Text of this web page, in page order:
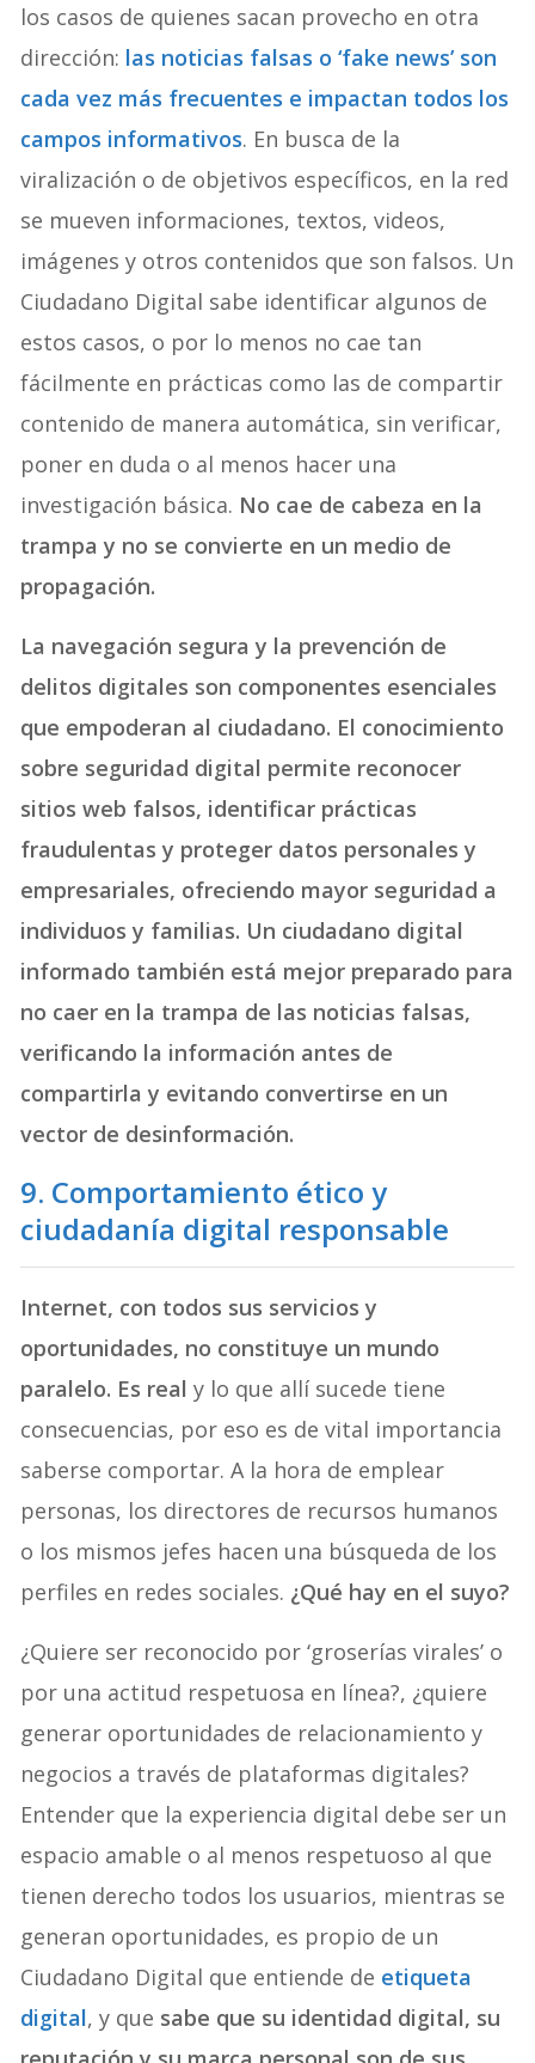
los casos de quienes sacan provecho en otra
dirección: las noticias falsas o ‘fake news’ son
cada vez más frecuentes e impactan todos los
campos informativos. En busca de la
viralización o de objetivos específicos, en la red
se mueven informaciones, textos, videos,
imágenes y otros contenidos que son falsos. Un
Ciudadano Digital sabe identificar algunos de
estos casos, o por lo menos no cae tan
fácilmente en prácticas como las de compartir
contenido de manera automática, sin verificar,
poner en duda o al menos hacer una
investigación básica. No cae de cabeza en la
trampa y no se convierte en un medio de
propagación.
La navegación segura y la prevención de
delitos digitales son componentes esenciales
que empoderan al ciudadano. El conocimiento
sobre seguridad digital permite reconocer
sitios web falsos, identificar prácticas
fraudulentas y proteger datos personales y
empresariales, ofreciendo mayor seguridad a
individuos y familias. Un ciudadano digital
informado también está mejor preparado para
no caer en la trampa de las noticias falsas,
verificando la información antes de
compartirla y evitando convertirse en un
vector de desinformación.
9. Comportamiento ético y
ciudadanía digital responsable
Internet, con todos sus servicios y
oportunidades, no constituye un mundo
paralelo. Es real y lo que allí sucede tiene
consecuencias, por eso es de vital importancia
saberse comportar. A la hora de emplear
personas, los directores de recursos humanos
o los mismos jefes hacen una búsqueda de los
perfiles en redes sociales. ¿Qué hay en el suyo?
¿Quiere ser reconocido por ‘groserías virales’ o
por una actitud respetuosa en línea?, ¿quiere
generar oportunidades de relacionamiento y
negocios a través de plataformas digitales?
Entender que la experiencia digital debe ser un
espacio amable o al menos respetuoso al que
tienen derecho todos los usuarios, mientras se
generan oportunidades, es propio de un
Ciudadano Digital que entiende de etiqueta
digital, y que sabe que su identidad digital, su